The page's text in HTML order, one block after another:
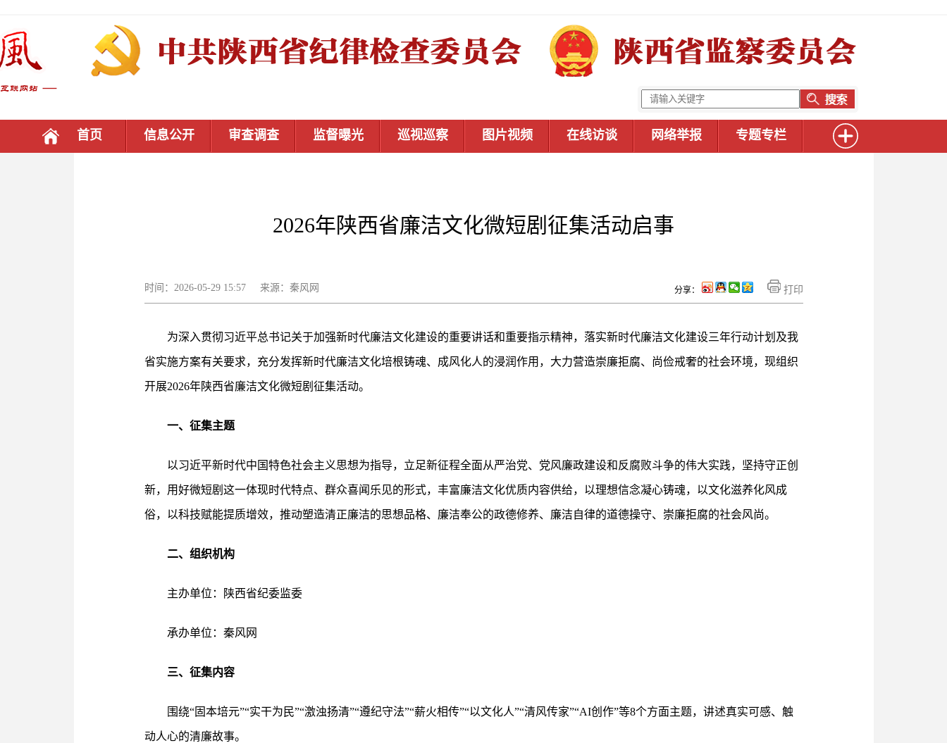
首页 信息公开 审查调查 监督曝光 巡视巡察 图片视频 在线访谈 网络举报 专题专栏
2026年陕西省廉洁文化微短剧征集活动启事
时间：2026-05-29 15:57 来源：秦风网 打印
分享：
为深入贯彻习近平总书记关于加强新时代廉洁文化建设的重要讲话和重要指示精神，落实新时代廉洁文化建设三年行动计划及我
省实施方案有关要求，充分发挥新时代廉洁文化培根铸魂、成风化人的浸润作用，大力营造崇廉拒腐、尚俭戒奢的社会环境，现组织
开展2026年陕西省廉洁文化微短剧征集活动。
一、征集主题
以习近平新时代中国特色社会主义思想为指导，立足新征程全面从严治党、党风廉政建设和反腐败斗争的伟大实践，坚持守正创
新，用好微短剧这一体现时代特点、群众喜闻乐见的形式，丰富廉洁文化优质内容供给，以理想信念凝心铸魂，以文化滋养化风成
俗，以科技赋能提质增效，推动塑造清正廉洁的思想品格、廉洁奉公的政德修养、廉洁自律的道德操守、崇廉拒腐的社会风尚。
二、组织机构
主办单位：陕西省纪委监委
承办单位：秦风网
三、征集内容
围绕“固本培元”“实干为民”“激浊扬清”“遵纪守法”“薪火相传”“以文化人”“清风传家”“AI创作”等8个方面主题，讲述真实可感、触
动人心的清廉故事。